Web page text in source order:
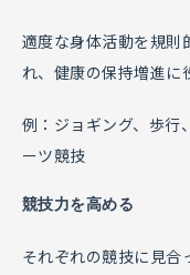
適度な身体活動を規則
れ、健康の保持増進に
例：ジョギング、歩行
ーツ競技
競技力を高める
それぞれの競技に見合